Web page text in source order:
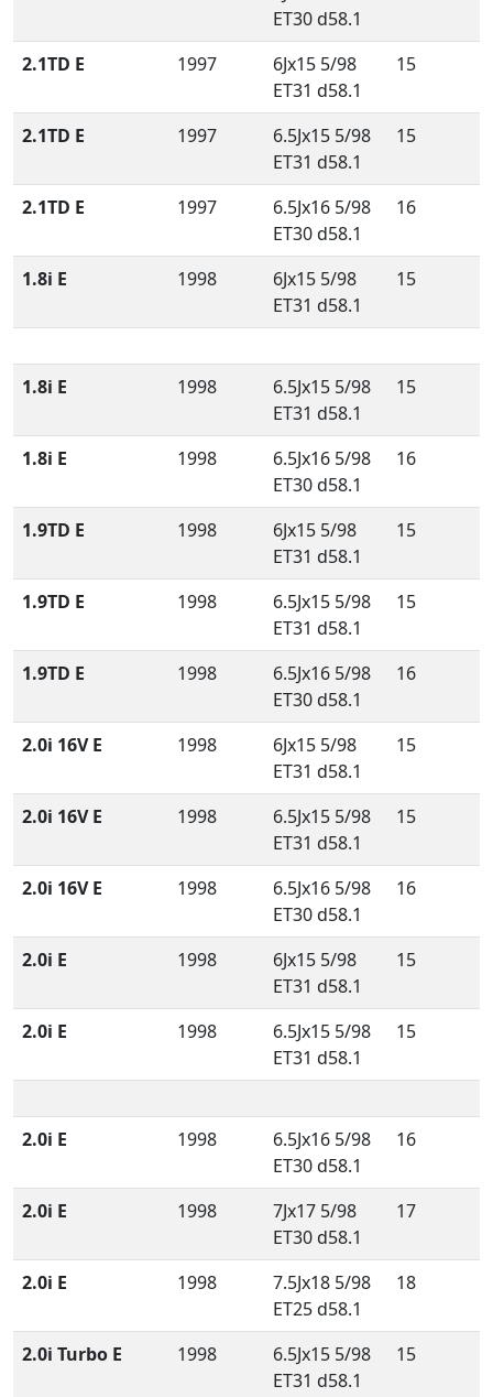
ET30 d58.1
2.1TD E 1997
6Jx15 5/98
ET31 d58.1
15
2.1TD E 1997
6.5Jx15 5/98
ET31 d58.1
15
2.1TD E 1997
6.5Jx16 5/98
ET30 d58.1
16
1.8i E 1998
6Jx15 5/98
ET31 d58.1
15
1.8i E 1998
6.5Jx15 5/98
ET31 d58.1
15
1.8i E 1998
6.5Jx16 5/98
ET30 d58.1
16
1.9TD E 1998
6Jx15 5/98
ET31 d58.1
15
1.9TD E 1998
6.5Jx15 5/98
ET31 d58.1
15
1.9TD E 1998
6.5Jx16 5/98
ET30 d58.1
16
2.0i 16V E 1998
6Jx15 5/98
ET31 d58.1
15
2.0i 16V E 1998
6.5Jx15 5/98
ET31 d58.1
15
2.0i 16V E 1998
6.5Jx16 5/98
ET30 d58.1
16
2.0i E 1998
6Jx15 5/98
ET31 d58.1
15
2.0i E 1998
6.5Jx15 5/98
ET31 d58.1
15
2.0i E 1998
6.5Jx16 5/98
ET30 d58.1
16
2.0i E 1998
7Jx17 5/98
ET30 d58.1
17
2.0i E 1998
7.5Jx18 5/98
ET25 d58.1
18
2.0i Turbo E 1998
6.5Jx15 5/98
ET31 d58.1
15